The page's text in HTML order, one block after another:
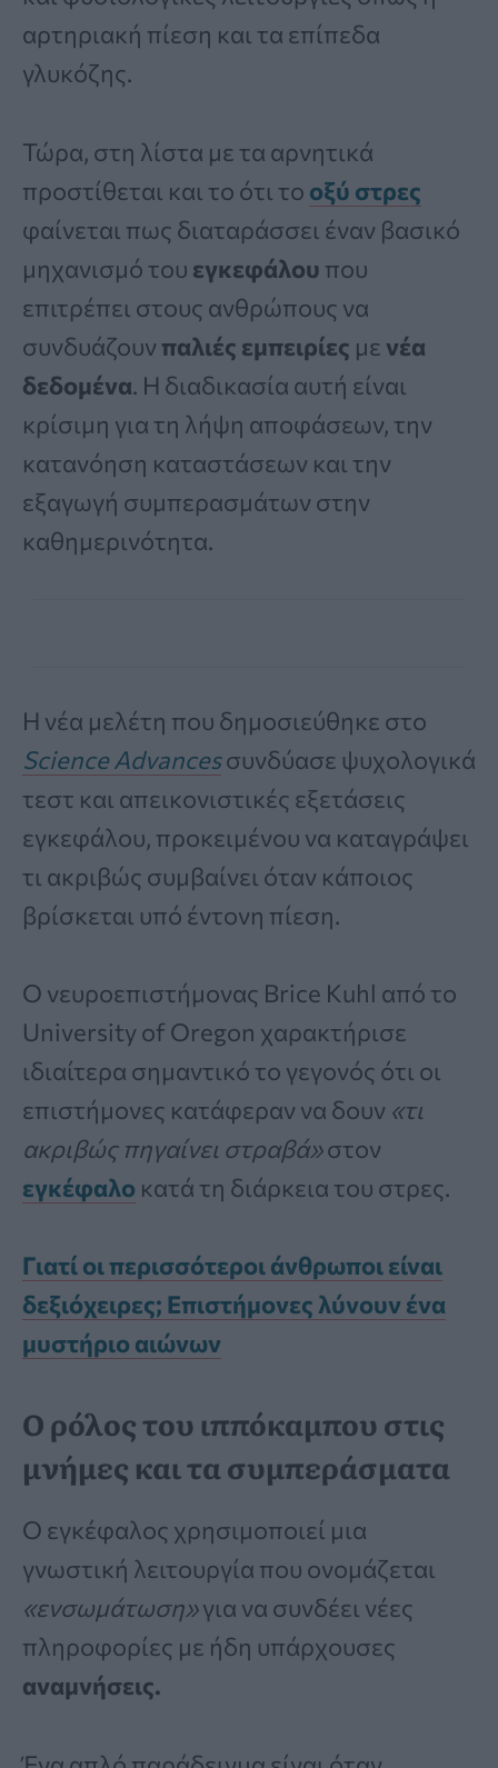
αρτηριακή πίεση και τα επίπεδα
γλυκόζης.
Τώρα, στη λίστα με τα αρνητικά
προστίθεται και το ότι το οξύ στρες
φαίνεται πως διαταράσσει έναν βασικό
μηχανισμό του εγκεφάλου που
επιτρέπει στους ανθρώπους να
συνδυάζουν παλιές εμπειρίες μενέα
δεδομένα. Η διαδικασία αυτή είναι
κρίσιμη για τη λήψη αποφάσεων, την
κατανόηση καταστάσεων και την
εξαγωγή συμπερασμάτων στην
καθημερινότητα.
Η νέα μελέτη που δημοσιεύθηκε στο
Science Advancesσυνδύασε ψυχολογικά
τεστ και απεικονιστικές εξετάσεις
εγκεφάλου, προκειμένου να καταγράψει
τι ακριβώς συμβαίνει όταν κάποιος
βρίσκεται υπό έντονη πίεση.
Ο νευροεπιστήμονας Brice Kuhl από το
University of Oregon χαρακτήρισε
ιδιαίτερα σημαντικό το γεγονός ότι οι
επιστήμονες κατάφεραν να δουν «τι
ακριβώς πηγαίνει στραβά»στον
εγκέφαλο κατά τη διάρκεια του στρες.
Γιατί οι περισσότεροι άνθρωποι είναι
δεξιόχειρες; Επιστήμονες λύνουν ένα
μυστήριο αιώνων
Ο ρόλος του ιππόκαμπου στις
μνήμες και τα συμπεράσματα
Ο εγκέφαλος χρησιμοποιεί μια
γνωστική λειτουργία που ονομάζεται
«ενσωμάτωση»για να συνδέει νέες
πληροφορίες με ήδη υπάρχουσες
αναμνήσεις.